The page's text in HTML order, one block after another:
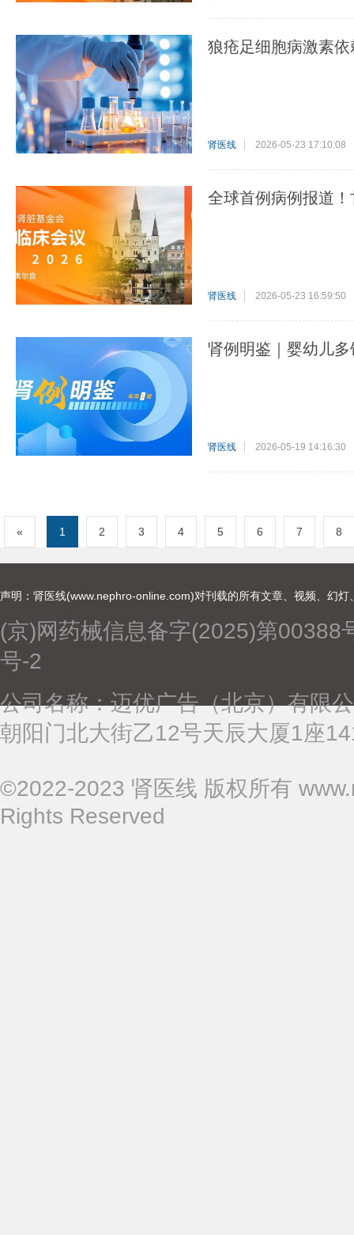
狼疮足细胞病激素
肾医线 2026-05-23 17:10:08
全球首例病例报道
肾医线 2026-05-23 16:59:50
肾例明鉴｜婴幼儿
肾医线 2026-05-19 14:16:30
« 1 2 3 4 5 6 7 8
声明：肾医线(www.nephro-online.com)对刊载的所有文章、视频、幻
(京)网药械信息备字(2025)第00388
号-2
公司名称：迈优广告（北京）有限
朝阳门北大街乙12号天辰大厦1座
©2022-2023 肾医线 版权所有
Rights Reserved